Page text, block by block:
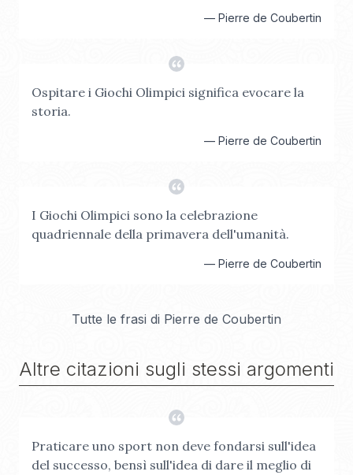
— Pierre de Coubertin
Ospitare i Giochi Olimpici significa evocare la
storia.
— Pierre de Coubertin
I Giochi Olimpici sono la celebrazione
quadriennale della primavera dell'umanità.
— Pierre de Coubertin
Tutte le frasi di Pierre de Coubertin
Altre citazioni sugli stessi argomenti
Praticare uno sport non deve fondarsi sull'idea
del successo, bensì sull'idea di dare il meglio di